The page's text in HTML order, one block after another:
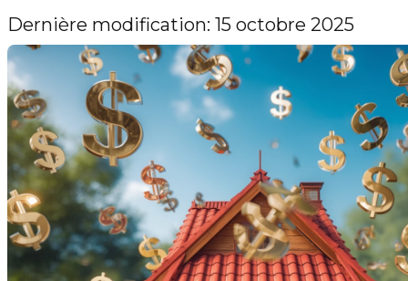
Dernière modification: 15 octobre 2025